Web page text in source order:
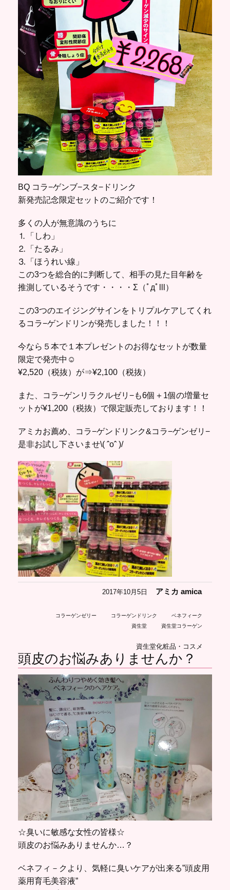
BQ コラ−ゲンブ−スタ−ドリンク
新発売記念限定セットのご紹介です！
多くの人が無意識のうちに
⒈「しわ」
⒉「たるみ」
⒊「ほうれい線」
この3つを総合的に判断して、相手の見た目年齢を
推測しているそうです・・・・Σ（ﾟдﾟlll）
この3つのエイジングサインをトリプルケアしてくれ
るコラ−ゲンドリンが発売しました！！！
今なら５本で１本プレゼントのお得なセットが数量
限定で発売中☺︎
¥2,520（税抜）が⇒¥2,100（税抜）
また、コラ−ゲンリラクルゼリ−も6個＋1個の増量セ
ットが¥1,200（税抜）で限定販売しております！！
アミカお薦め、コラ−ゲンドリンク&コラ−ゲンゼリ−
是非お試し下さいませ\( ˆoˆ )/
2017年10月5日 アミカ amica
コラーゲンゼリー コラーゲンドリンク
ベネフィーク
資生堂
資生堂コラーゲン
資生堂化粧品・コスメ
頭皮のお悩みありませんか？
☆臭いに敏感な女性の皆様☆
頭皮のお悩みありませんか…？
ベネフィ－クより、気軽に臭いケアが出来る”頭皮用
薬用育毛美容液”